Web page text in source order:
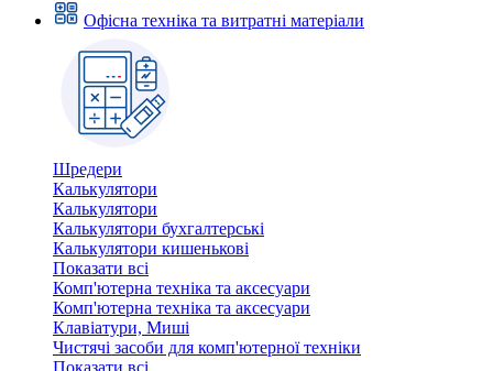
Офісна техніка та витратні матеріали
Шредери
Калькулятори
Калькулятори
Калькулятори бухгалтерські
Калькулятори кишенькові
Показати всі
Комп'ютерна техніка та аксесуари
Комп'ютерна техніка та аксесуари
Клавіатури, Миші
Чистячі засоби для комп'ютерної техніки
Показати всі